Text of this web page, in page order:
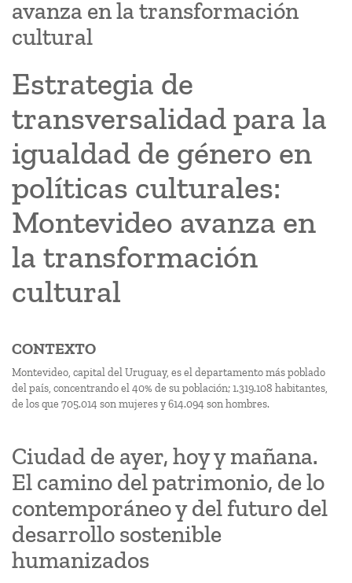
avanza en la transformación
cultural
Estrategia de
transversalidad para la
igualdad de género en
políticas culturales:
Montevideo avanza en
la transformación
cultural
CONTEXTO
Montevideo, capital del Uruguay, es el departamento más poblado
del país, concentrando el 40% de su población; 1.319.108 habitantes,
de los que 705.014 son mujeres y 614.094 son hombres.
Ciudad de ayer, hoy y mañana.
El camino del patrimonio, de lo
contemporáneo y del futuro del
desarrollo sostenible
humanizados